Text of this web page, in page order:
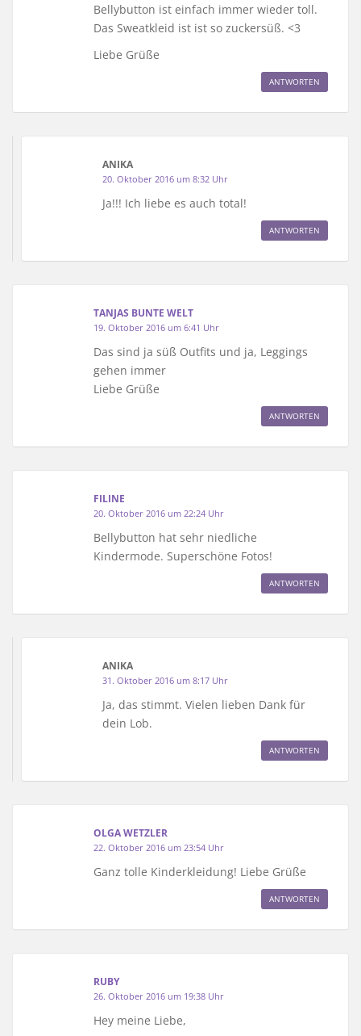
Bellybutton ist einfach immer wieder toll.
Das Sweatkleid ist ist so zuckersüß. <3
Liebe Grüße
ANTWORTEN
ANIKA
20. Oktober 2016 um 8:32 Uhr
Ja!!! Ich liebe es auch total!
ANTWORTEN
TANJAS BUNTE WELT
19. Oktober 2016 um 6:41 Uhr
Das sind ja süß Outfits und ja, Leggings
gehen immer
Liebe Grüße
ANTWORTEN
FILINE
20. Oktober 2016 um 22:24 Uhr
Bellybutton hat sehr niedliche
Kindermode. Superschöne Fotos!
ANTWORTEN
ANIKA
31. Oktober 2016 um 8:17 Uhr
Ja, das stimmt. Vielen lieben Dank für
dein Lob.
ANTWORTEN
OLGA WETZLER
22. Oktober 2016 um 23:54 Uhr
Ganz tolle Kinderkleidung! Liebe Grüße
ANTWORTEN
RUBY
26. Oktober 2016 um 19:38 Uhr
Hey meine Liebe,